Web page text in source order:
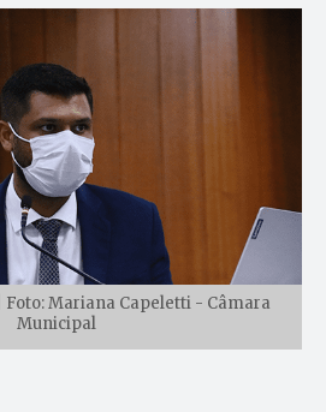
Mariana Capeletti - Câmara
Municipal